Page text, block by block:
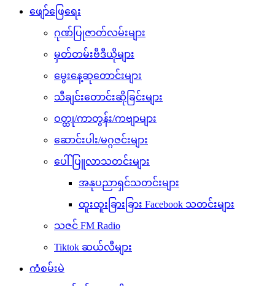
ဖျော်ဖြေရေး
ဂုဏ်ပြုဇာတ်လမ်းများ
မှတ်တမ်းဗီဒီယိုများ
မွေးနေ့ဆုတောင်းများ
သီချင်းတောင်းဆိုခြင်းများ
ဝတ္ထု/ကာတွန်း/ကဗျာများ
ဆောင်းပါး/မဂ္ဂဇင်းများ
ပေါ်ပြူလာသတင်းများ
အနုပညာရှင်သတင်းများ
ထူးထူးခြားခြား Facebook သတင်းများ
သဇင် FM Radio
Tiktok ဆယ်လီများ
ကံစမ်းမဲ